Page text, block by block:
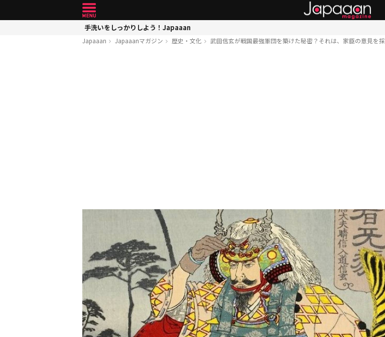
手洗いをしっかりしよう！Japaaan
Japaaan Japaaanマガジン 歴史・文化 武田信玄が戦国最強軍団を築けた秘密？それは、家臣の意見を